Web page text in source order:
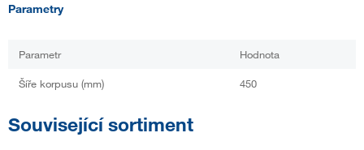
Parametry
Parametr Hodnota
Šíře korpusu (mm) 450
Související sortiment